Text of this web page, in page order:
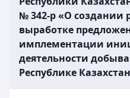
№ 342-р «О создании
выработке
имплементации
деятельности
Республике